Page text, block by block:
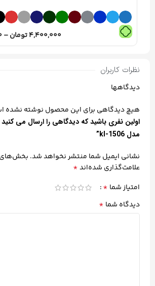
4,400,000تومان–
نظرات کاربران
دیدگاهها
هیچ دیدگاهی برای این محصول نوشته نشده
اولین نفری باشید که دیدگاهی را ارسال می
مدل kl-1506”
نشانی ایمیل شما منتشر نخواهد شد. بخش‌های
علامت‌گذاری شده‌اند*
امتیاز شما *
دیدگاه شما *